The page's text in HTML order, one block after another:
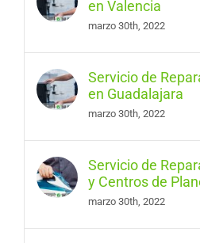
en Valencia
marzo 30th, 2022
Servicio de
en Guadalajara
marzo 30th, 2022
Servicio de
y Centros de
marzo 30th, 2022